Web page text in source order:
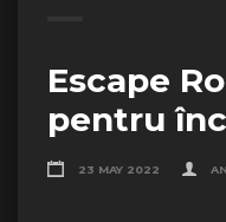
Escape
pentru
23 MAY 2022